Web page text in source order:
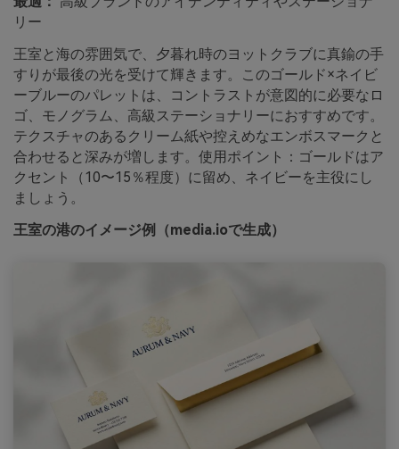
リー
王室と海の雰囲気で、夕暮れ時のヨットクラブに真鍮の手
すりが最後の光を受けて輝きます。このゴールド×ネイビ
ーブルーのパレットは、コントラストが意図的に必要なロ
ゴ、モノグラム、高級ステーショナリーにおすすめです。
テクスチャのあるクリーム紙や控えめなエンボスマークと
合わせると深みが増します。使用ポイント：ゴールドはア
クセント（10〜15％程度）に留め、ネイビーを主役にし
ましょう。
王室の港のイメージ例（media.ioで生成）